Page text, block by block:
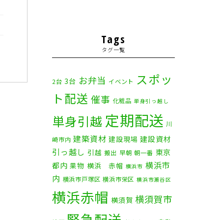
Tags
タグ一覧
2台 3台 お弁当 イベント スポッ
ト配送 催事 化粧品 単身引っ越し
単身引越 定期配送 川
崎市内 建築資材 建設現場 建設資材
引っ越し 引越 搬出 早朝 朝一番 東京
都内 果物 横浜 赤帽 横浜市 横浜市
内 横浜市戸塚区 横浜市栄区 横浜市瀬谷区
横浜赤帽 横須賀 横須賀市